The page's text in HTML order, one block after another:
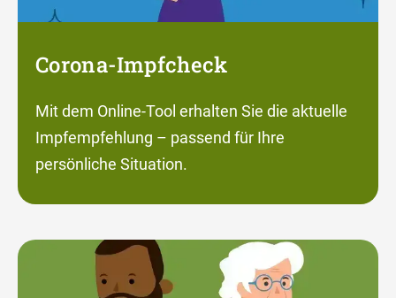
Corona-Impfcheck
Mit dem Online-Tool erhalten Sie die aktuelle
Impfempfehlung – passend für Ihre
persönliche Situation.